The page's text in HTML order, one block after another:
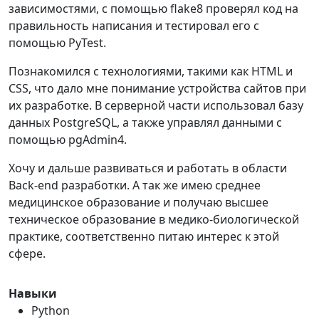
зависимостями, с помощью flake8 проверял код на
правильность написания и тестировал его с
помощью PyTest.
Познакомился с технологиями, такими как HTML и
CSS, что дало мне понимание устройства сайтов при
их разработке. В серверной части использовал базу
данных PostgreSQL, а также управлял данными с
помощью pgAdmin4.
Хочу и дальше развиваться и работать в области
Back-end разработки. А так же имею среднее
медицинское образование и получаю высшее
техническое образование в медико-биологической
практике, соответственно питаю интерес к этой
сфере.
Навыки
Python